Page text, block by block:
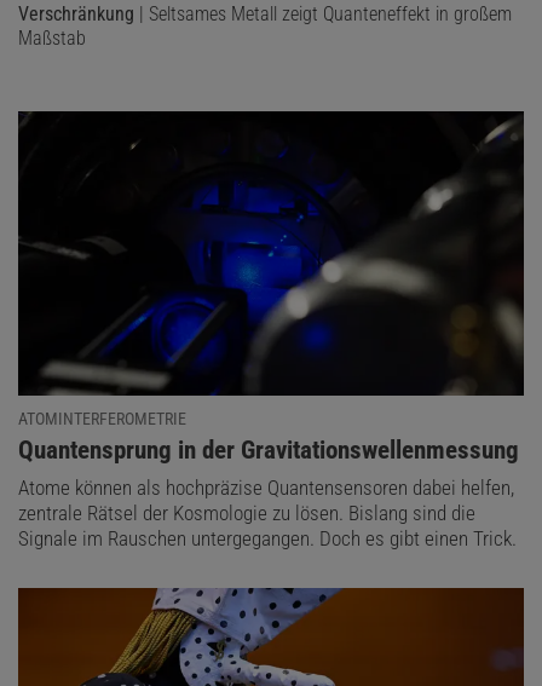
Verschränkung | Seltsames Metall zeigt Quanteneffekt in großem
Maßstab
ATOMINTERFEROMETRIE
:
Quantensprung in der Gravitationswellenmessung
Atome können als hochpräzise Quantensensoren dabei helfen,
zentrale Rätsel der Kosmologie zu lösen. Bislang sind die
Signale im Rauschen untergegangen. Doch es gibt einen Trick.